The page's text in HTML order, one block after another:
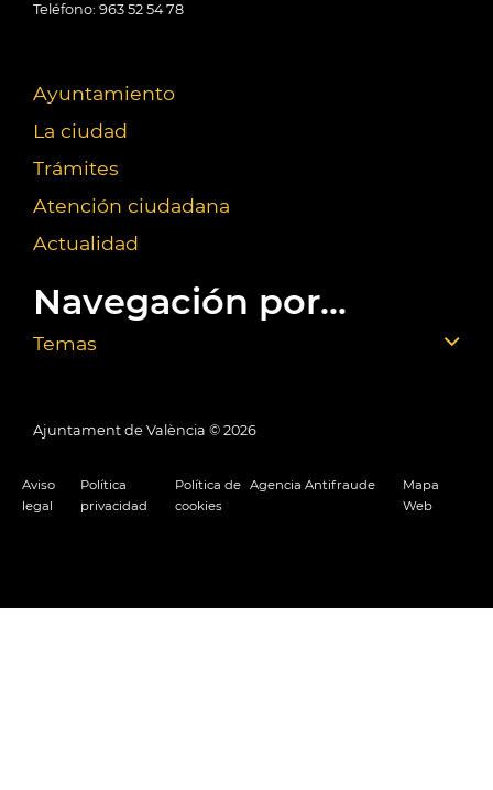
Teléfono: 963 52 54 78
Ayuntamiento
La ciudad
Trámites
Atención ciudadana
Actualidad
Navegación por...
Temas
Ajuntament de València © 2026
Aviso
legal
Política
privacidad
Política de
cookies
Agencia Antifraude
Mapa
Web